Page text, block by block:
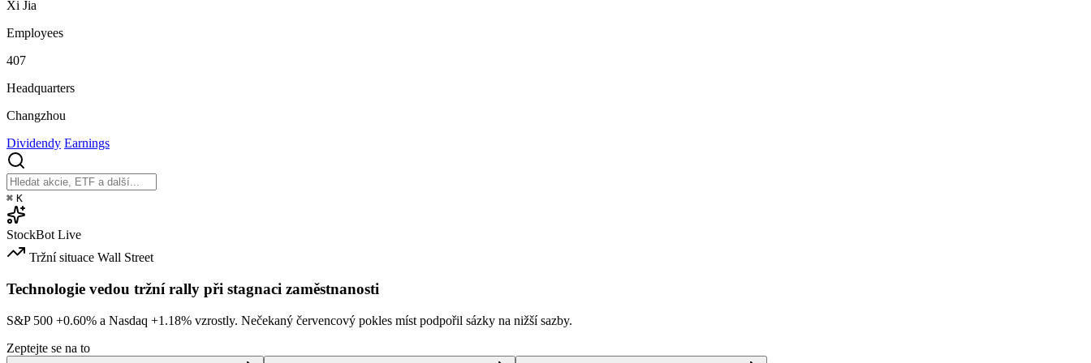
Xi Jia
Employees
407
Headquarters
Changzhou
Dividendy Earnings
⌘ K
StockBot Live
Tržní situace Wall Street
Technologie vedou tržní rally při stagnaci zaměstnanosti
S&P 500 +0.60% a Nasdaq +1.18% vzrostly. Nečekaný červencový pokles míst podpořil sázky na nižší sazby.
Zeptejte se na to